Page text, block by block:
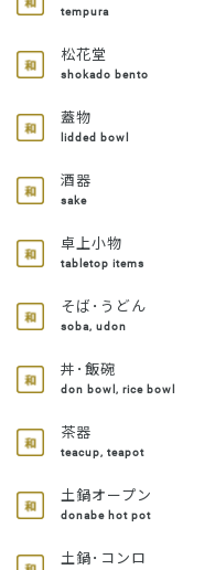
tempura
松花堂
shokado bento
蓋物
lidded bowl
酒器
sake
卓上小物
tabletop items
そば･うどん
soba, udon
丼･飯碗
don bowl, rice bowl
茶器
teacup, teapot
土鍋オープン
donabe hot pot
土鍋･コンロ